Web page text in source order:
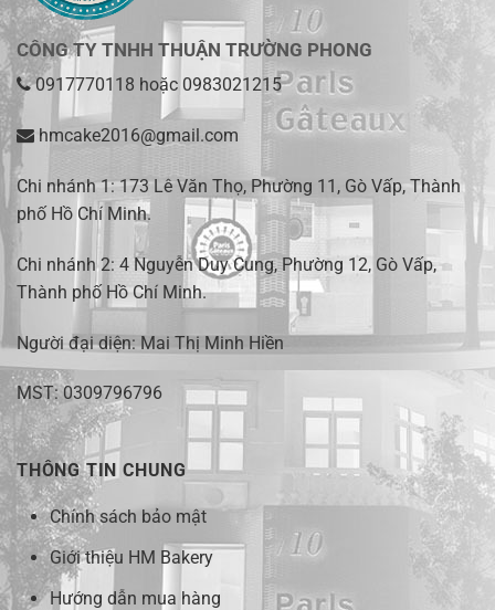
CÔNG TY TNHH THUẬN TRƯỜNG PHONG
0917770118 hoặc 0983021215
hmcake2016@gmail.com
Chi nhánh 1:173 Lê Văn Thọ, Phường 11, Gò Vấp, Thành
phố Hồ Chí Minh.
Chi nhánh 2: 4 Nguyễn Duy Cung, Phường 12, Gò Vấp,
Thành phố Hồ Chí Minh.
Người đại diện: Mai Thị Minh Hiền
MST: 0309796796
THÔNG TIN CHUNG
Chính sách bảo mật
Giới thiệu HM Bakery
Hướng dẫn mua hàng